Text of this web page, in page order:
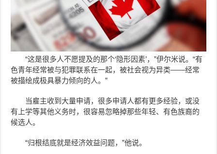
“这是很多人不愿提及的那个‘隐形因素’，”伊尔米说。“有
色青年经常被与犯罪联系在一起，被社会视为异类——经常
被描绘成极具暴力倾向的人。”
当雇主收到大量申请，很多申请人都有更多经验，或没
有上学等其他义务时，很容易忽略掉那些年轻、有色族裔的
候选人。
“归根结底就是经济效益问题，”他说。